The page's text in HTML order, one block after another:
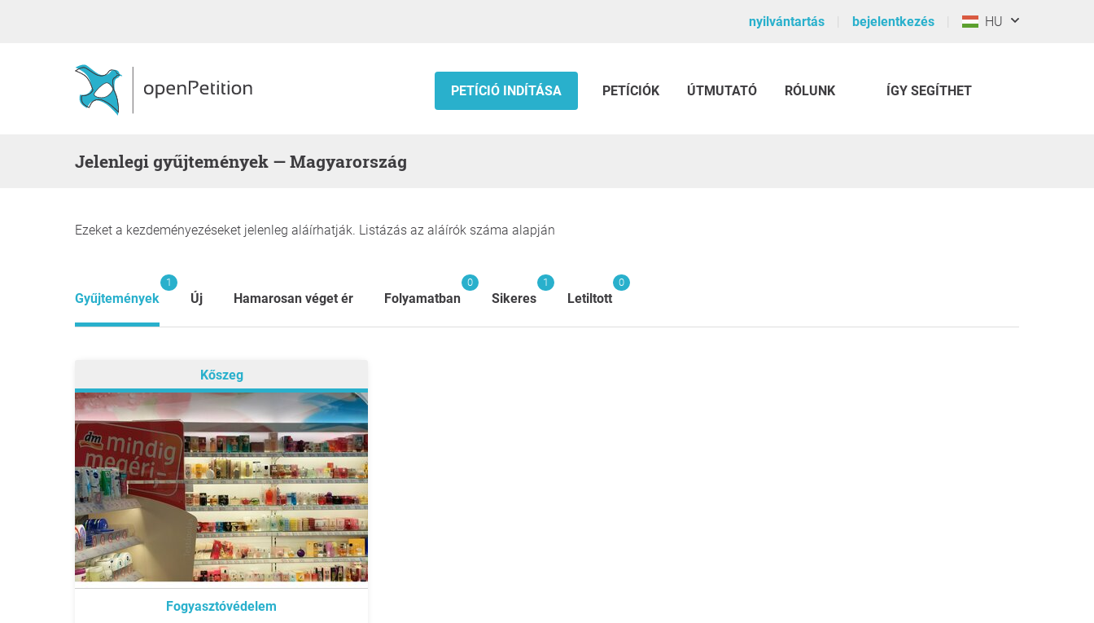
nyilvántartás bejelentkezés HU
PETÍCIÓ INDÍTÁSA PETÍCIÓK ÚTMUTATÓ RÓLUNK ÍGY SEGÍTHET
Jelenlegi gyűjtemények — Magyarország
Ezeket a kezdeményezéseket jelenleg aláírhatják. Listázás az aláírók száma alapján
Gyűjtemények
1
Új Hamarosan véget ér Folyamatban
0
Sikeres
1
Letiltott
0
Kőszeg
Fogyasztóvédelem